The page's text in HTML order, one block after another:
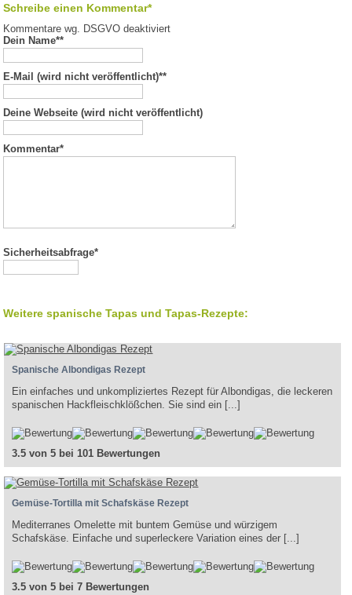
Schreibe einen Kommentar*
Kommentare wg. DSGVO deaktiviert
Dein Name**
E-Mail (wird nicht veröffentlicht)**
Deine Webseite (wird nicht veröffentlicht)
Kommentar*
Sicherheitsabfrage*
Weitere spanische Tapas und Tapas-Rezepte:
Spanische Albondigas Rezept
Ein einfaches und unkompliziertes Rezept für Albondigas, die leckeren
spanischen Hackfleischklößchen. Sie sind ein [...]
3.5 von 5 bei 101 Bewertungen
Gemüse-Tortilla mit Schafskäse Rezept
Mediterranes Omelette mit buntem Gemüse und würzigem
Schafskäse. Einfache und superleckere Variation eines der [...]
3.5 von 5 bei 7 Bewertungen